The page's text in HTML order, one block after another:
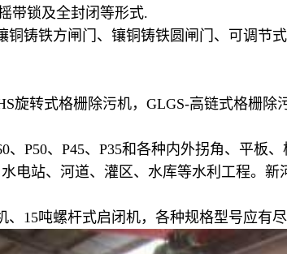
带锁及全封闭等形式.
铜铸铁方闸门、镶铜铸铁圆闸门、可调节
旋转式格栅除污机， GLGS-高链式格栅除
P50、P45、P35和各种内外拐角、平板
电站、河道、灌区、水库等水利工程。新
、15吨螺杆式启闭机，各种规格型号应有